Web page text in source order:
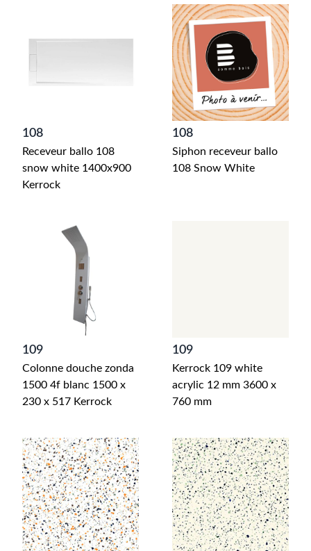
108
Receveur ballo 108
snow white 1400x900
Kerrock
108
Siphon receveur ballo
108 Snow White
109
Colonne douche zonda
1500 4f blanc 1500 x
230 x 517 Kerrock
109
Kerrock 109 white
acrylic 12 mm 3600 x
760 mm